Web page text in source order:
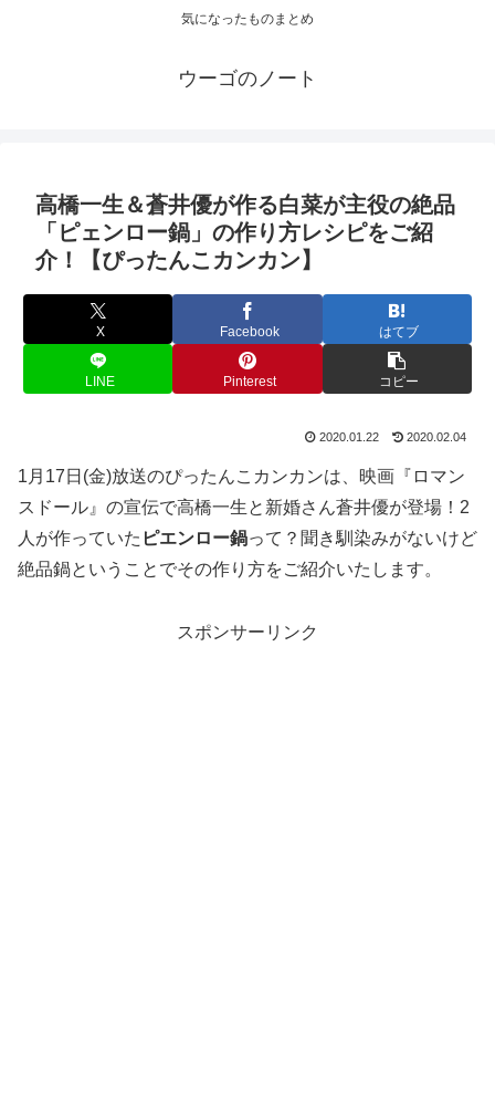
気になったものまとめ
ウーゴのノート
高橋一生＆蒼井優が作る白菜が主役の絶品
「ピェンロー鍋」の作り方レシピをご紹
介！【ぴったんこカンカン】
X Facebook はてブ
LINE Pinterest コピー
2020.01.22 2020.02.04
1月17日(金)放送のぴったんこカンカンは、映画『ロマン
スドール』の宣伝で高橋一生と新婚さん蒼井優が登場！2
人が作っていた ピエンロー鍋って？聞き馴染みがないけど
絶品鍋ということでその作り方をご紹介いたします。
スポンサーリンク